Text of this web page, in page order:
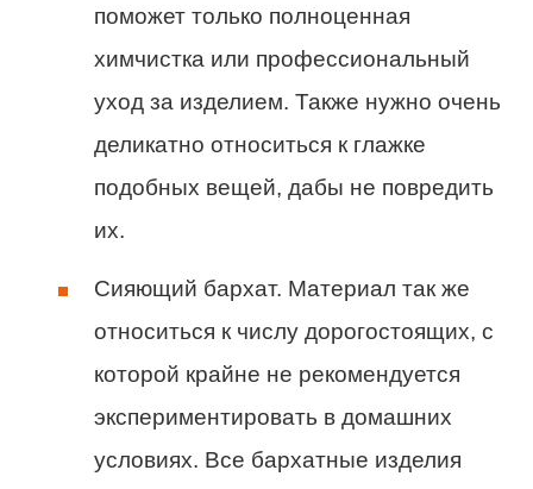
поможет только полноценная
химчистка или профессиональный
уход за изделием. Также нужно очень
деликатно относиться к глажке
подобных вещей, дабы не повредить
их.
Сияющий бархат. Материал так же
относиться к числу дорогостоящих, с
которой крайне не рекомендуется
экспериментировать в домашних
условиях. Все бархатные изделия